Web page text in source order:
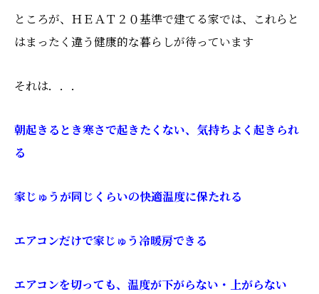
ところが、ＨＥＡＴ２０基準で建てる家では、これらと
はまったく違う健康的な暮らしが待っています
それは．．．
朝起きるとき寒さで起きたくない、気持ちよく起きられ
る
家じゅうが同じくらいの快適温度に保たれる
エアコンだけで家じゅう冷暖房できる
エアコンを切っても、温度が下がらない・上がらない